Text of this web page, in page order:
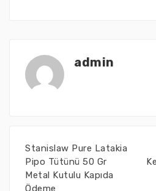
admin
Stanislaw Pure Latakia
Pipo Tütünü 50 Gr
Metal Kutulu Kapıda
Ödeme